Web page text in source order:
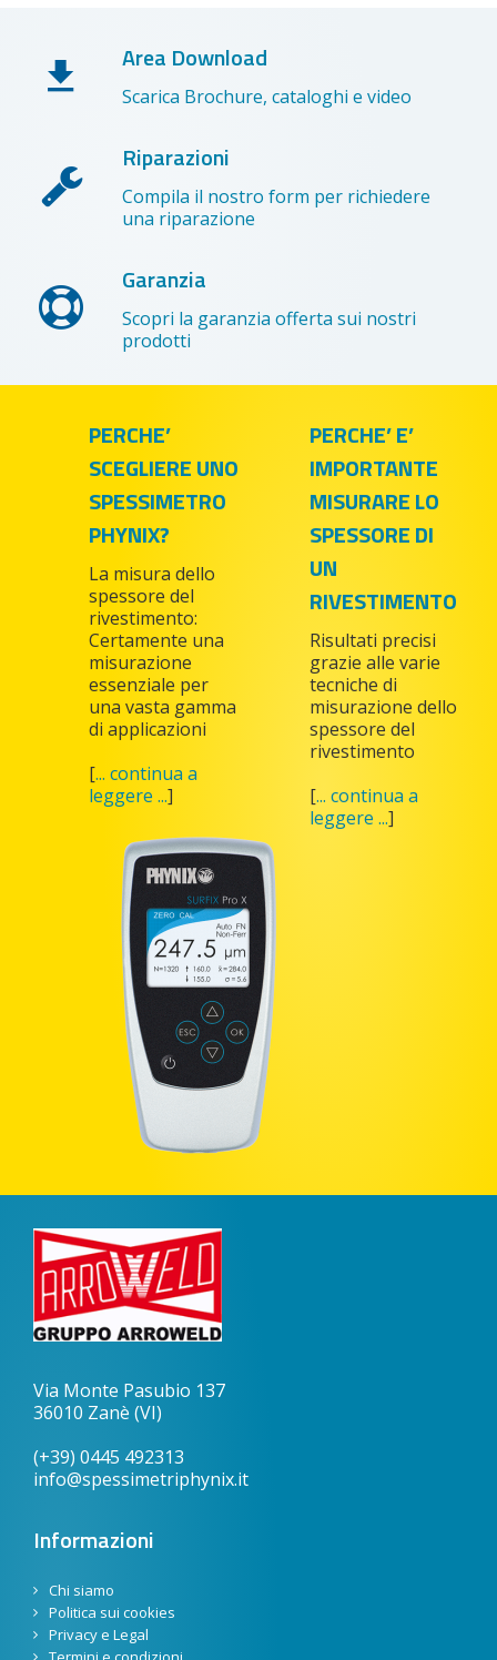
Area Download
Scarica Brochure, cataloghi e video
Riparazioni
Compila il nostro form per richiedere
una riparazione
Garanzia
Scopri la garanzia offerta sui nostri
prodotti
PERCHE’
SCEGLIERE UNO
SPESSIMETRO
PHYNIX?
La misura dello
spessore del
rivestimento:
Certamente una
misurazione
essenziale per
una vasta gamma
di applicazioni
[... continua a
leggere ...]
PERCHE’ E’
IMPORTANTE
MISURARE LO
SPESSORE DI
UN
RIVESTIMENTO
Risultati precisi
grazie alle varie
tecniche di
misurazione dello
spessore del
rivestimento
[... continua a
leggere ...]
Via Monte Pasubio 137
36010 Zanè (VI)
(+39) 0445 492313
info@spessimetriphynix.it
Informazioni
Chi siamo
Politica sui cookies
Privacy e Legal